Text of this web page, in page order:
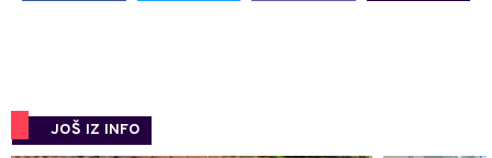
JOŠ IZ INFO